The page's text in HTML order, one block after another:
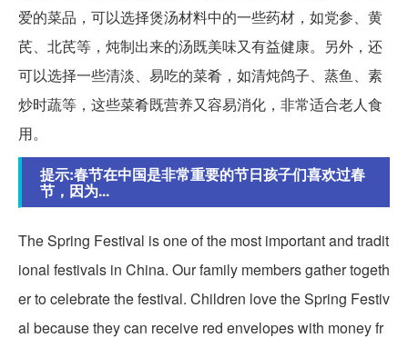
爱的菜品，可以选择煲汤材料中的一些药材，如党参、黄
芪、北芪等，炖制出来的汤既美味又有益健康。另外，还
可以选择一些清淡、易吃的菜肴，如清炖鸽子、蒸鱼、素
炒时蔬等，这些菜肴既营养又容易消化，非常适合老人食
用。
提示:春节在中国是非常重要的节日孩子们喜欢过春
节，因为...
The Spring Festival is one of the most important and tradit
ional festivals in China. Our family members gather togeth
er to celebrate the festival. Children love the Spring Festiv
al because they can receive red envelopes with money fr